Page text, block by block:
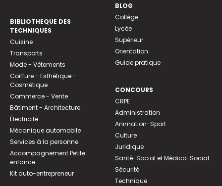
BIBLIOTHEQUE DES
TECHNIQUES
Cuisine
Transports
Mode - Vêtements
Coiffure - Esthétique -
Cosmétique
Commerce - Vente
Bâtiment - Architecture
Électricité
Mécanique automobile
Services à la personne
Accompagnement Petite
enfance
Kit auto-entrepreneur
BLOG
Collège
Lycée
Supérieur
Orientation
Guide pratique
CONCOURS
CRPE
Administration
Animation-Sport
Culture
Juridique
Santé-Social et Médico-Social
Sécurité
Technique